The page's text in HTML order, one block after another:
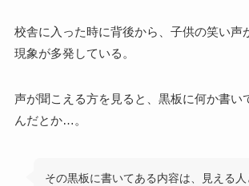
校舎に入った時に背後から、子供の笑い声
現象が多発している。
声が聞こえる方を見ると、黒板に何か書い
んだとか…。
その黒板に書いてある内容は、見える